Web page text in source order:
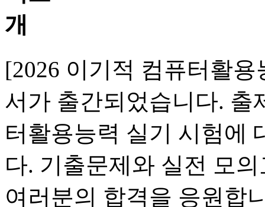
[2026 이기적 컴퓨터활
서가 출간되었습니다. 출
터활용능력 실기 시험에
다. 기출문제와 실전 모
여러분의 합격을 응원합